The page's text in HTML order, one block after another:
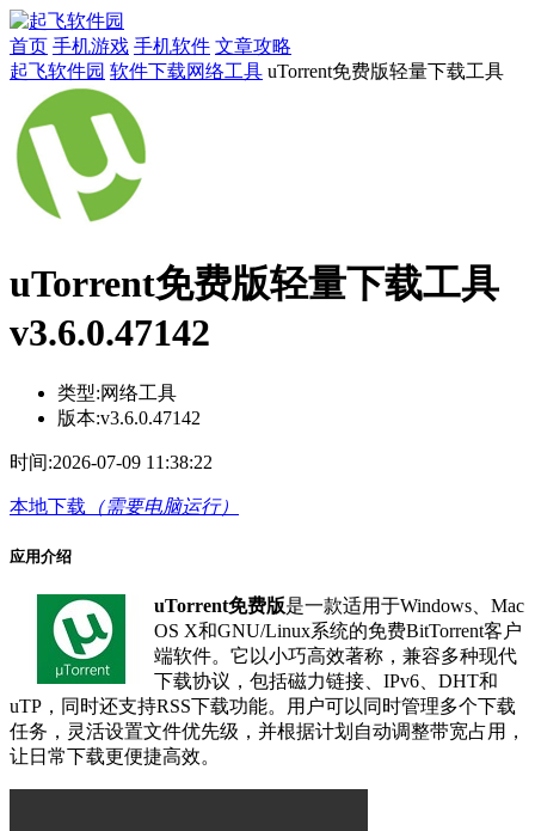
首页 手机游戏 手机软件 文章攻略
起飞软件园 软件下载网络工具 uTorrent免费版轻量下载工具
uTorrent免费版轻量下载工具
v3.6.0.47142
类型:网络工具
版本:v3.6.0.47142
时间:2026-07-09 11:38:22
本地下载 （需要电脑运行）
应用介绍
uTorrent免费版是一款适用于Windows、Mac
OS X和GNU/Linux系统的免费BitTorrent客户
端软件。它以小巧高效著称，兼容多种现代
下载协议，包括磁力链接、IPv6、DHT和
uTP，同时还支持RSS下载功能。用户可以同时管理多个下载
任务，灵活设置文件优先级，并根据计划自动调整带宽占用，
让日常下载更便捷高效。